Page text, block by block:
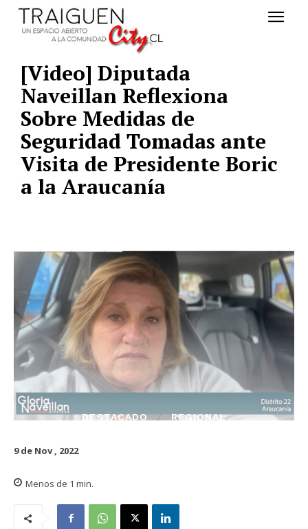
[Video] Diputada
Naveillan Reflexiona
Sobre Medidas de
Seguridad Tomadas ante
Visita de Presidente Boric
a la Araucanía
DESTACADO REGIONAL
9 de Nov , 2022
Menos de 1 min.